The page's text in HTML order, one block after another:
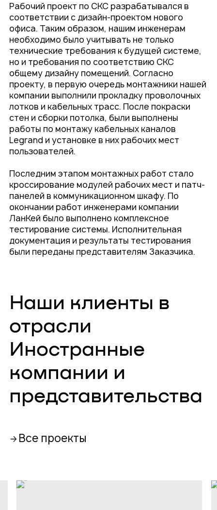
Рабочий проект по СКС разрабатывался в
соответствии с дизайн-проектом нового
офиса. Таким образом, нашим инженерам
необходимо было учитывать не только
технические требования к будущей системе,
но и требования по соответствию СКС
общему дизайну помещений. Согласно
проекту, в первую очередь монтажники нашей
компании выполнили прокладку проволочных
лотков и кабельных трасс. После покраски
стен и сборки потолка, были выполнены
работы по монтажу кабельных каналов
Legrand и установке в них рабочих мест
пользователей.
Последним этапом монтажных работ стало
кроссирование модулей рабочих мест и патч-
панелей в коммуникационном шкафу. По
окончании работ инженерами компании
ЛанКей было выполнено комплексное
тестирование системы. Исполнительная
документация и результаты тестирования
были переданы представителям Заказчика.
Наши клиенты в
отрасли
Иностранные
компании и
представительства
Все проекты